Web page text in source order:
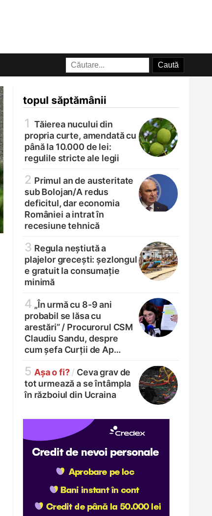
topul săptămânii
1 Tăierea nucului din
propria curte, amendată cu
până la 10.000 de lei:
regulile stricte ale legii
2 Primul an de austeritate
sub Bolojan/A redus
deficitul, dar economia
României a intrat în
recesiune tehnică
3 Regula neștiută a
plajelor grecești: șezlongul
e gratuit la consumație
minimă
4 „În urmă cu 8-9 ani
probabil se lăsa cu
arestări” / Procurorul CSM
Claudiu Sandu, despre
cum șefa Curții de Ap…
5 Așa o fi? / Ceva grav de
tot urmează a se întâmpla
în războiul din Ucraina